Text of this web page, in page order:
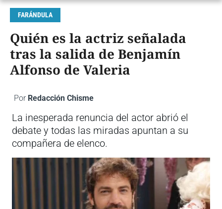
FARÁNDULA
Quién es la actriz señalada
tras la salida de Benjamín
Alfonso de Valeria
Por Redacción Chisme
La inesperada renuncia del actor abrió el
debate y todas las miradas apuntan a su
compañera de elenco.